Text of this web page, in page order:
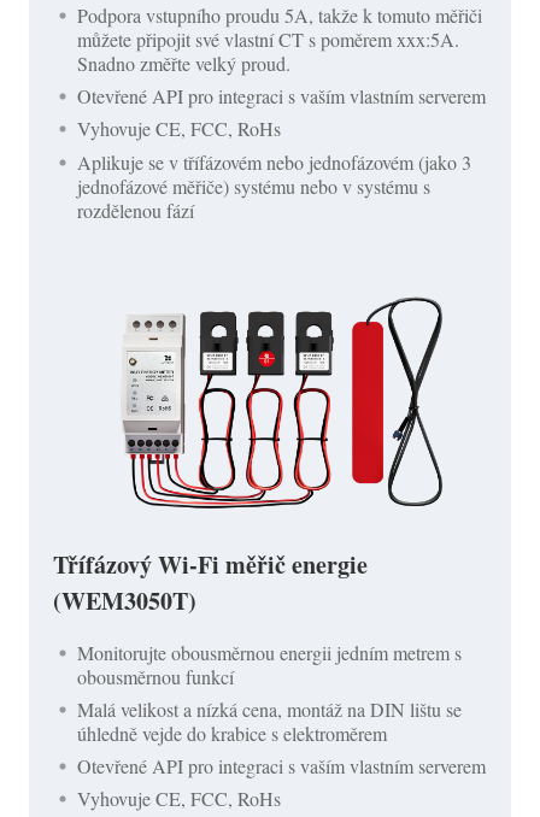
Podpora vstupního proudu 5A, takže k tomuto měřiči
můžete připojit své vlastní CT s poměrem xxx:5A.
Snadno změřte velký proud.
Otevřené API pro integraci s vaším vlastním serverem
Vyhovuje CE, FCC, RoHs
Aplikuje se v třífázovém nebo jednofázovém (jako 3
jednofázové měřiče) systému nebo v systému s
rozdělenou fází
Třífázový Wi-Fi měřič energie
(WEM3050T)
Monitorujte obousměrnou energii jedním metrem s
obousměrnou funkcí
Malá velikost a nízká cena, montáž na DIN lištu se
úhledně vejde do krabice s elektroměrem
Otevřené API pro integraci s vaším vlastním serverem
Vyhovuje CE, FCC, RoHs